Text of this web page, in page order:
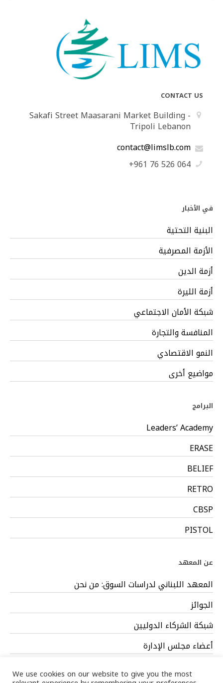
CONTACT US
Sakafi Street Maasarani Market Building -
Tripoli Lebanon
contact@limslb.com
+961 76 526 064
في الأخبار
البنية التحتية
الأزمة المصرفية
أزمة الدين
أزمة الليرة
شبكة الأمان الاجتماعي
المنافسة والتجارة
النمو الاقتصادي
مواضيع أخرى
البرامج
Leaders’ Academy
ERASE
BELIEF
RETRO
CBSP
PISTOL
عن المعهد
المعهد اللبناني لدراسات السوق: من نحن
الجوائز
شبكة الشركاء الدوليين
أعضاء مجلس الإدارة
We use cookies on our website to give you the most